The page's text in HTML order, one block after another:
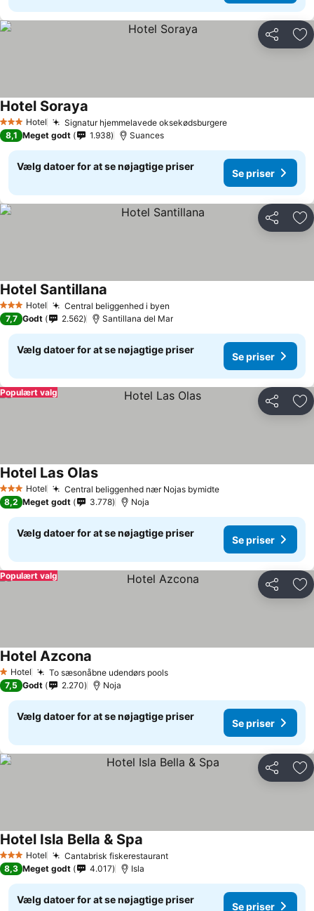
Del
3 StjernerHotel Signatur hjemmelavede oksekødsburgereSe priser
Hotel Soraya
8,1 Meget godt 1.938 Suances
Vælg datoer for at se nøjagtige priser
Se priser
Del
3 StjernerHotel Central beliggenhed i byen
Hotel Santillana
7,7 Godt 2.562 Santillana del Mar
Vælg datoer for at se nøjagtige priser
Se priser
Del
Populært valg
3 StjernerHotel Central beliggenhed nær Nojas bymidteSe priser
Hotel Las OlasSe priser
8,2 Meget godt 3.778 Noja
Vælg datoer for at se nøjagtige priser
Se priser
Del
Populært valg
1 Stjerner
Hotel To sæsonåbne udendørs poolsSe priser
Hotel Azcona
7,5 Godt 2.270 Noja
Vælg datoer for at se nøjagtige priser
Se priser
Del
3 StjernerHotel Cantabrisk fiskerestaurantSe priser
Hotel Isla Bella & Spa
8,3 Meget godt 4.017 Isla
Vælg datoer for at se nøjagtige priser
Se priser